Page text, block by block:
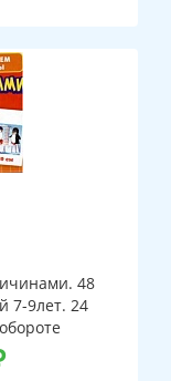
48
7-9лет. 24
на обороте